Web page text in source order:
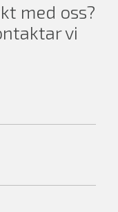
med oss?
vi